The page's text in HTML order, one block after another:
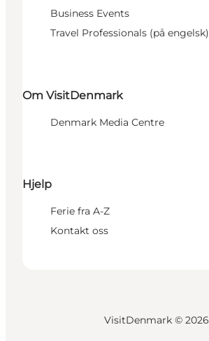
Business Events
Travel Professionals (på engelsk)
Om VisitDenmark
Denmark Media Centre
Hjelp
Ferie fra A-Z
Kontakt oss
VisitDenmark © 2026